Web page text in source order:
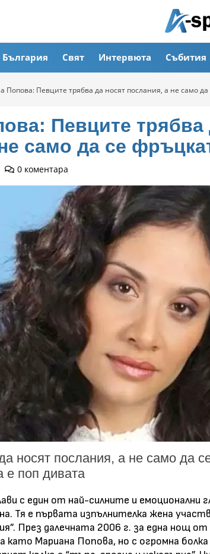
България Свят Интервюта Събития
Попова: Певците трябва да носят послания, а не само
Певците трябва
само да се
0 коментара
носят послания, а не само да
е поп дивата
с един от най-силните и емоционални
Тя е първата изпълнителка жена
През далечната 2006 г. за една нощ
като Мариана Попова, но с огромна